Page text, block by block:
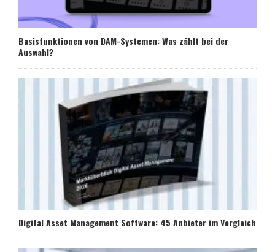
Basisfunktionen von DAM-Systemen: Was zählt bei der
Auswahl?
Digital Asset Management Software: 45 Anbieter im Vergleich